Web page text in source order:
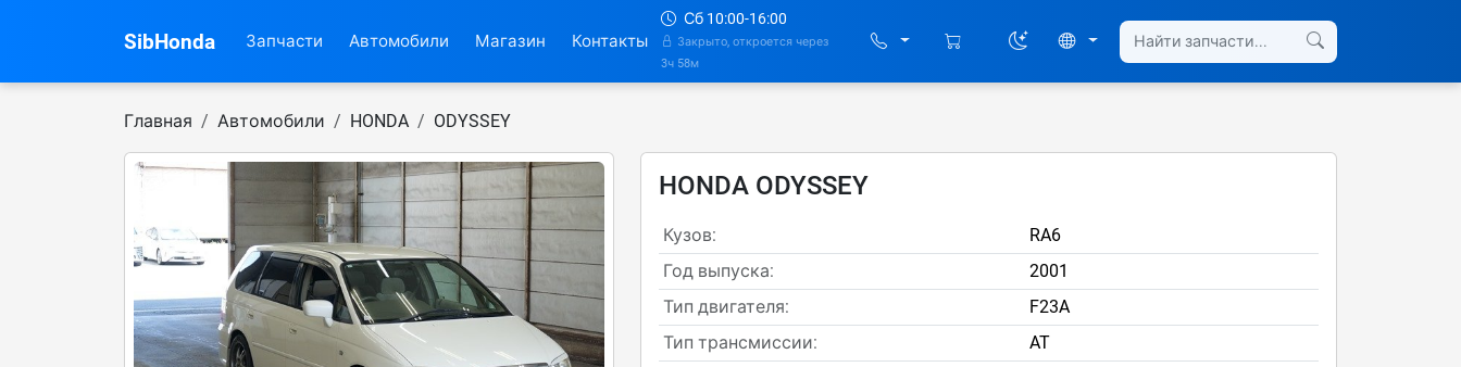
SibHonda Запчасти Автомобили Магазин Контакты
Сб 10:00-16:00
Закрыто, откроется через
3ч 58м
Главная Автомобили HONDA ODYSSEY
HONDA ODYSSEY
Кузов:
RA6
Год выпуска:
2001
Тип двигателя:
F23A
Тип трансмиссии:
AT